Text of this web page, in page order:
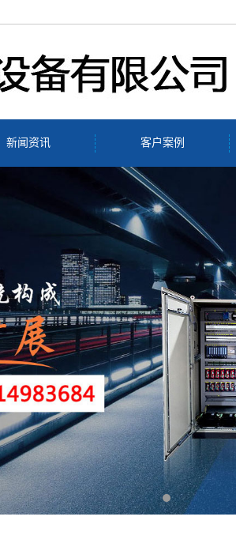
新闻资讯 客户案例